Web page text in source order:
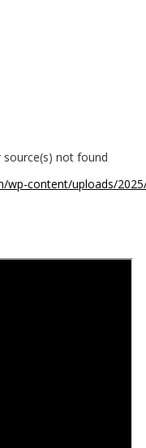
not found
content/uploads/